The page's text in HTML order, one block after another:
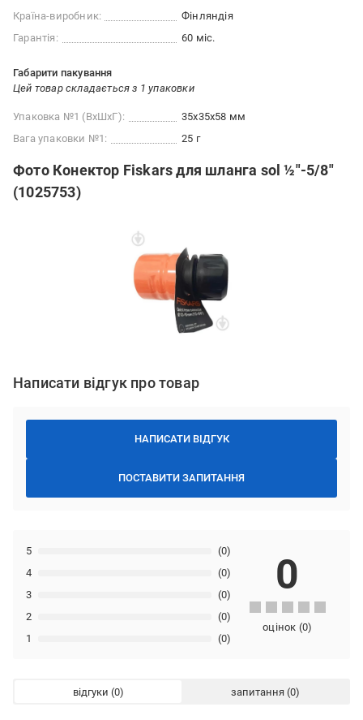
Країна-виробник:
Фінляндія
Гарантія:
60 міс.
Габарити пакування
Цей товар складається з 1 упаковки
Упаковка №1 (ВхШхГ):
35x35x58 мм
Вага упаковки №1:
25 г
Фото Конектор Fiskars для шланга sol ½"-5/8"
(1025753)
Написати відгук про товар
НАПИСАТИ ВІДГУК
ПОСТАВИТИ ЗАПИТАННЯ
1 (0)
2 (0)
3 (0)
4 (0)
5 (0)
0
оцінок (0)
відгуки запитання